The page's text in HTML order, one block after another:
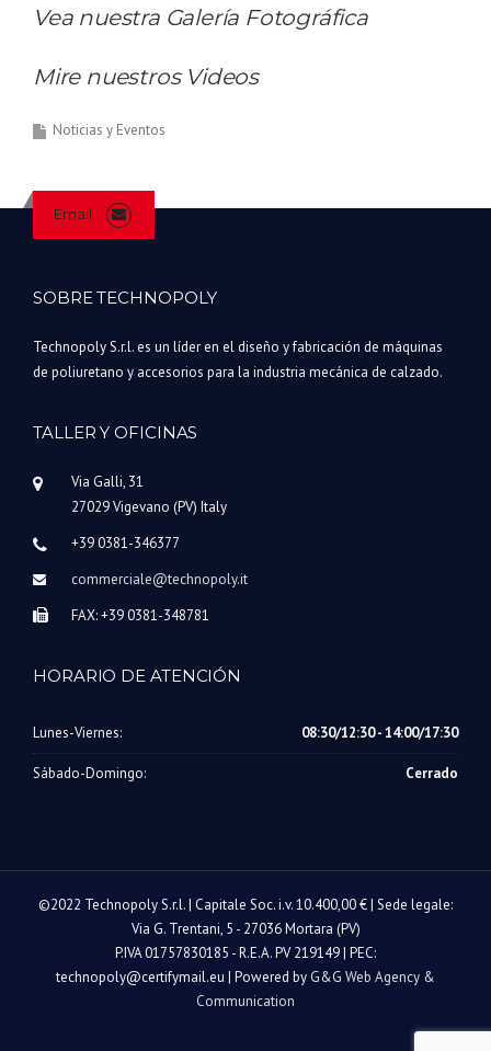
Vea nuestra Galería Fotográfica
Mire nuestros Videos
Noticias y Eventos
Email
SOBRE TECHNOPOLY
Technopoly S.r.l. es un líder en el diseño y fabricación de máquinas
de poliuretano y accesorios para la industria mecánica de calzado.
TALLER Y OFICINAS
Via Galli, 31
27029 Vigevano (PV) Italy
+39 0381-346377
commerciale@technopoly.it
FAX: +39 0381-348781
HORARIO DE ATENCIÓN
Lunes-Viernes: 08:30/12:30 - 14:00/17:30
Sábado-Domingo: Cerrado
©2022 Technopoly S.r.l. | Capitale Soc. i.v. 10.400,00 € | Sede legale:
Via G. Trentani, 5 - 27036 Mortara (PV)
P.IVA 01757830185 - R.E.A. PV 219149 | PEC:
technopoly@certifymail.eu | Powered by G&G Web Agency &
Communication